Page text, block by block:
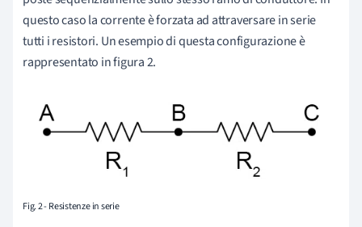
questo caso la corrente è forzata ad attraversare in serie
tutti i resistori. Un esempio di questa configurazione è
rappresentato in figura 2.
Fig. 2 - Resistenze in serie